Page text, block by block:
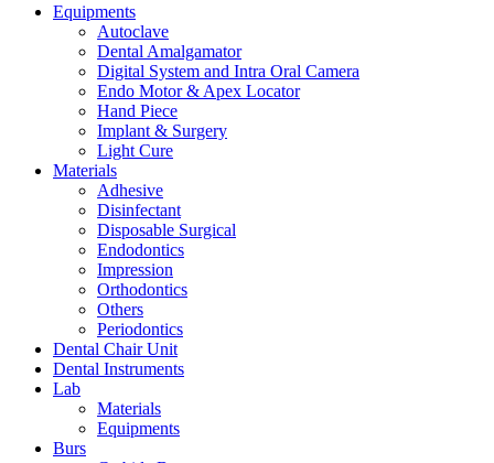
Equipments
Autoclave
Dental Amalgamator
Digital System and Intra Oral Camera
Endo Motor & Apex Locator
Hand Piece
Implant & Surgery
Light Cure
Materials
Adhesive
Disinfectant
Disposable Surgical
Endodontics
Impression
Orthodontics
Others
Periodontics
Dental Chair Unit
Dental Instruments
Lab
Materials
Equipments
Burs